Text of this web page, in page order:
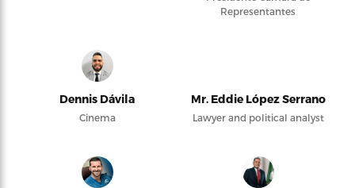
Representantes
Dennis Dávila
Cinema
Mr. Eddie López Serrano
Lawyer and political analyst